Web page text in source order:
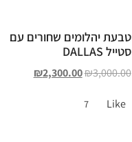
טבעת יהלומים שחורים עם
סטייל DALLAS
₪3,000.00
₪2,300.00
Like
7